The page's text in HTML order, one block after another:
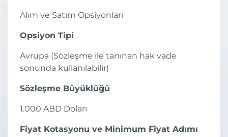
Alım ve Satım Opsiyonları
Opsiyon Tipi
Avrupa (Sözleşme ile tanınan hak vade
sonunda kullanılabilir)
Sözleşme Büyüklüğü
1.000 ABD Doları
Fiyat Kotasyonu ve Minimum Fiyat Adımı